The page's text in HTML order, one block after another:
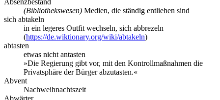
Absenzbestand
(Bibliothekswesen) Medien, die ständig entliehen sind
sich abtakeln
in ein legeres Outfit wechseln, sich abbrezeln
(https://de.wiktionary.org/wiki/abtakeln)
abtasten
etwas nicht antasten
»Die Regierung gibt vor, mit den Kontrollmaßnahmen die
Privatsphäre der Bürger abzutasten.«
Abvent
Nachweihnachtszeit
Abwärter